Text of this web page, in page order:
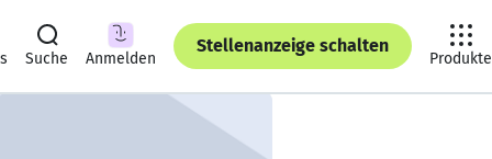
Suche Anmelden
Stellenanzeige schalten
Produkte